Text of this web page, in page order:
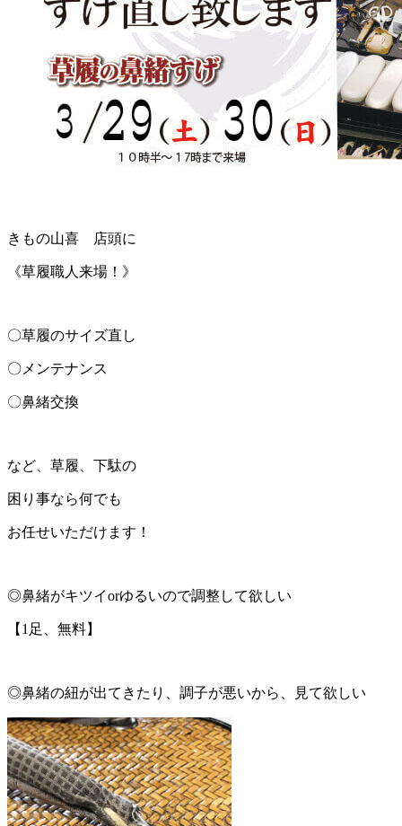
きもの山喜 店頭に
《草履職人来場！》
〇草履のサイズ直し
〇メンテナンス
〇鼻緒交換
など、草履、下駄の
困り事なら何でも
お任せいただけます！
◎鼻緒がキツイorゆるいので調整して欲しい
【1足、無料】
◎鼻緒の紐が出てきたり、調子が悪いから、見て欲しい